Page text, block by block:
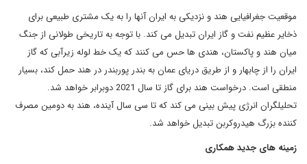
موقعیت جغرافیایی هند و نزدیکی به ایران آنها را به یک مشتری طبیعی برای
ذخایر عظیم نفت و گاز ایران تبدیل می کند. با توجه به تاریخی طولانی از جنگ
میان هند و پاکستان، هندی ها حس می کنند که یک خط لوله زیرآبی که گاز
ایران را از چابهار و از طریق دریای عمان به بندر پوربندر در هند حمل کند، بسیار
منطقی است. درخواست هند برای گاز تا سال 2021 دوبرابر خواهد شد.
تحلیلگران انرژی پیش بینی می کند که تا سی سال آینده، هند به دومین مصرف
کننده بزرگ هیدروکربن تبدیل خواهد شد.
زمینه های جدید همکاری